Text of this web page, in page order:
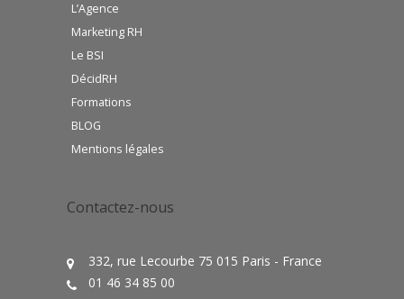
L’Agence
Marketing RH
Le BSI
DécidRH
Formations
BLOG
Mentions légales
Contactez-nous
332, rue Lecourbe 75 015 Paris - France
01 46 34 85 00